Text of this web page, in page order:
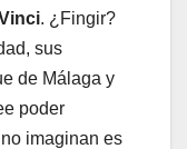
. ¿Fingir?
sus
de Málaga y
poder
imaginan es